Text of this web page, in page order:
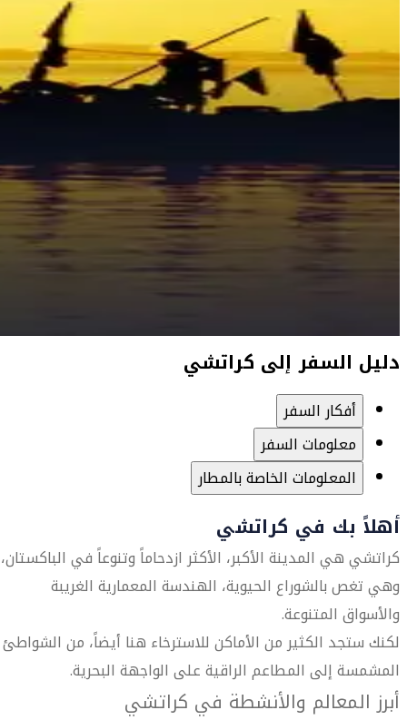
دليل السفر إلى كراتشي
أفكار السفر
معلومات السفر
المعلومات الخاصة بالمطار
أهلاً بك في كراتشي
كراتشي هي المدينة الأكبر، الأكثر ازدحاماً وتنوعاً في الباكستان،
وهي تغص بالشوراع الحيوية، الهندسة المعمارية الغريبة
والأسواق المتنوعة.
لكنك ستجد الكثير من الأماكن للاسترخاء هنا أيضاً، من الشواطئ
المشمسة إلى المطاعم الراقية على الواجهة البحرية.
أبرز المعالم والأنشطة في كراتشي